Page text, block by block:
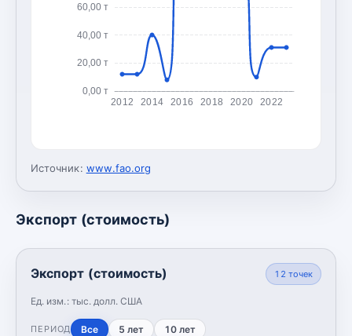
0,00 т
20,00 т
40,00 т
60,00 т
2012 2014 2016 2018 2020 2022
Источник: www.fao.org
Экспорт (стоимость)
Экспорт (стоимость)
Ед. изм.: тыс. долл. США
12 точек
ПЕРИОД Все 5 лет 10 лет